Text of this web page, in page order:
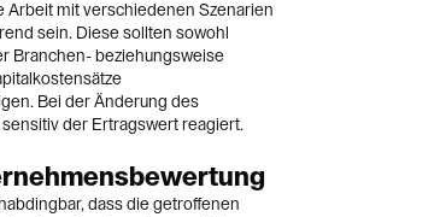
Arbeit mit verschiedenen Szenarien
sein. Diese sollten sowohl
Branchen- beziehungsweise
Bei der Änderung des
der Ertragswert reagiert.
dass die getroffenen